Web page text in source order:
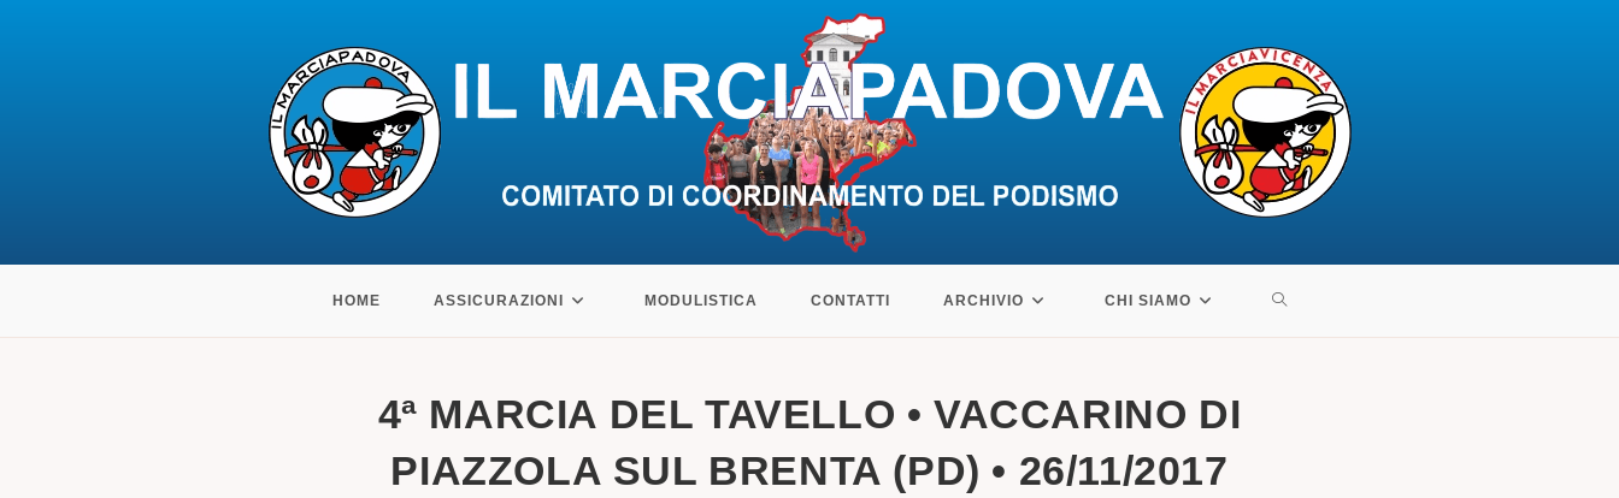
contenuto
HOME ASSICURAZIONI MODULISTICA CONTATTI ARCHIVIO CHI SIAMO ATTIVA/DISATTIVA
4ª MARCIA DEL TAVELLO • VACCARINO DI
PIAZZOLA SUL BRENTA (PD) • 26/11/2017